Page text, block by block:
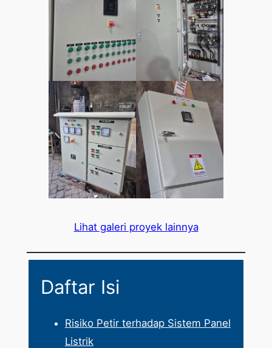
Lihat galeri proyek lainnya
Daftar Isi
Risiko Petir terhadap Sistem Panel
Listrik